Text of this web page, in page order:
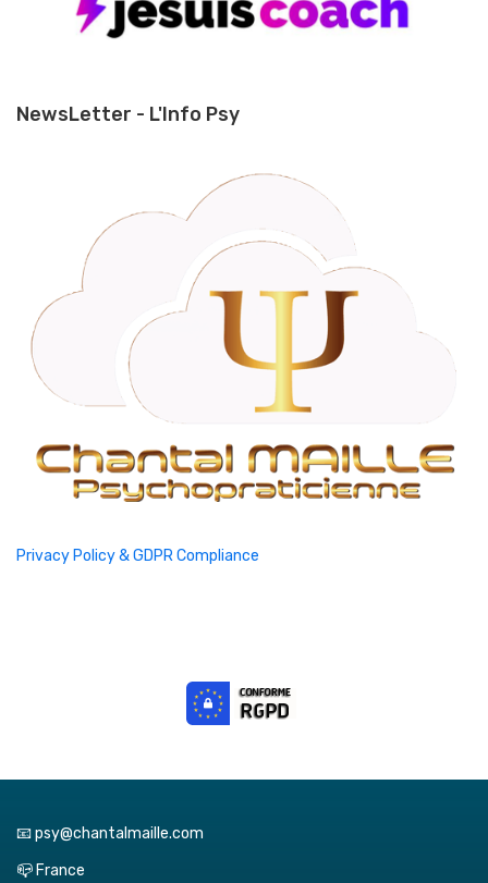
NewsLetter - L'Info Psy
Privacy Policy & GDPR Compliance
📧 psy@chantalmaille.com
📪 France